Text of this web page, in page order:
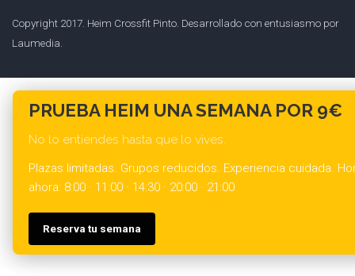
Copyright 2017. Heim Crossfit Pinto. Desarrollado con entusiasmo por
Laumedia.
PRUEBA HEIM UNA SEMANA POR 9€
No lo entiendes hasta que lo vives.
Plazas limitadas. Grupos reducidos. Experiencia cuidada.
ahora: 8:00 · 11:00 · 14:30 · 20:00 · 21:00
Reserva tu semana